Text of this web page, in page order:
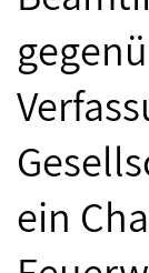
ein